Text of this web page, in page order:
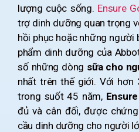
lượng cuộc sống. Ensure
trợ dinh dưỡng quan trọng
hồi phục hoặc những người
phẩm dinh dưỡng của
số những dòng sữa cho
nhất trên thế giới. Với hơn
trong suốt 45 năm,
đủ và cân đối, được
cầu dinh dưỡng cho người